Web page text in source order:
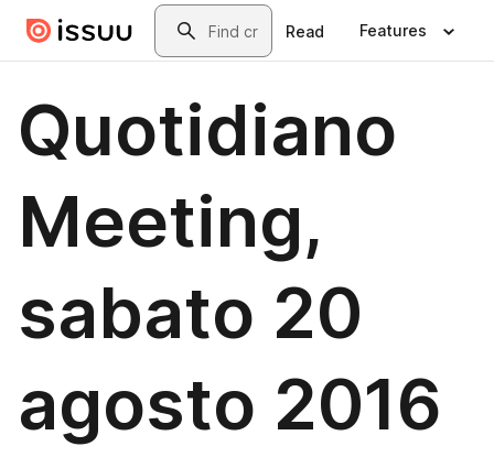
Skip to main contentSearch
Read Features
Quotidiano
Meeting,
sabato 20
agosto 2016